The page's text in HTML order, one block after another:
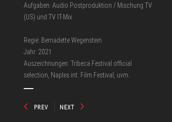
Aufgaben: Audio Postproduktion / Mischung TV
(US) und TV IT-Mix
Regie: Bernadette Wegenstein
Jahr: 2021
Auszeichnungen: Tribeca Festival official
selection, Naples int. Film Festival, uvm.
PREV NEXT